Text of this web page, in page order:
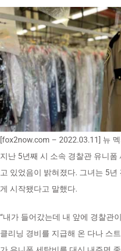
[fox2now.com – 2022.03.11] 뉴
지난 5년째 시 소속 경찰관 유니
고 있었음이 밝혀졌다. 그녀는 5
게 시작됐다고 말했다.
“내가 들어갔는데 내 앞에 경찰관
클리닝 경비를 지급해 온 다나 스